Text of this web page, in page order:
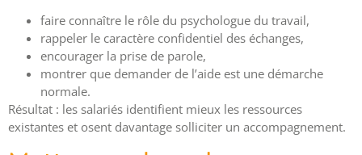
faire connaître le rôle du psychologue du travail,
rappeler le caractère confidentiel des échanges,
encourager la prise de parole,
montrer que demander de l’aide est une démarche
normale.
Résultat : les salariés identifient mieux les ressources
existantes et osent davantage solliciter un accompagnement.